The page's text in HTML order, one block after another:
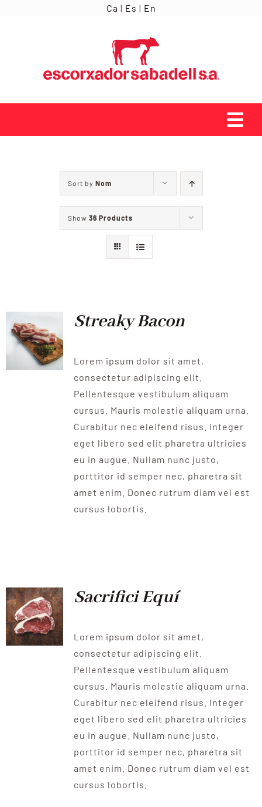
Ca | Es | En
NOTICIES
CONTACTE
Sort by Nom
Show 36 Products
Streaky Bacon
Lorem ipsum dolor sit amet,
consectetur adipiscing elit.
Pellentesque vestibulum aliquam
cursus. Mauris molestie aliquam urna.
Curabitur nec eleifend risus. Integer
eget libero sed elit pharetra ultricies
eu in augue. Nullam nunc justo,
porttitor id semper nec, pharetra sit
amet enim. Donec rutrum diam vel est
cursus lobortis.
Sacrifici Equí
Lorem ipsum dolor sit amet,
consectetur adipiscing elit.
Pellentesque vestibulum aliquam
cursus. Mauris molestie aliquam urna.
Curabitur nec eleifend risus. Integer
eget libero sed elit pharetra ultricies
eu in augue. Nullam nunc justo,
porttitor id semper nec, pharetra sit
amet enim. Donec rutrum diam vel est
cursus lobortis.